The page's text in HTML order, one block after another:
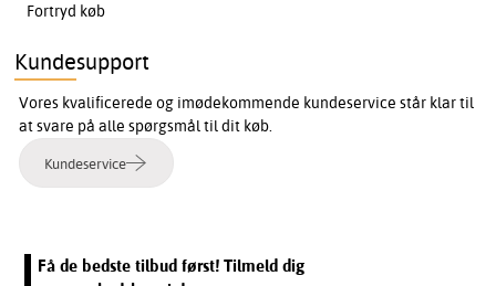
Fortryd køb
Kundesupport
Vores kvalificerede og imødekommende kundeservice står klar til
at svare på alle spørgsmål til dit køb.
Kundeservice
Få de bedste tilbud først! Tilmeld dig